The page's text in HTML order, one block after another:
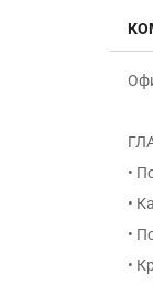
•
•
•
•